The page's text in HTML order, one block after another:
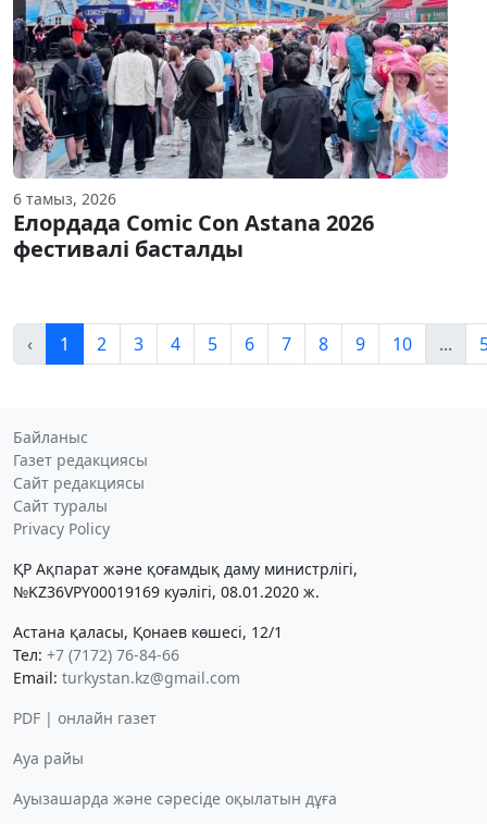
6 тамыз, 2026
Елордада Comic Con Astana 2026
фестивалі басталды
‹ 1 2 3 4 5 6 7 8 9 10 ...
Байланыс
Газет редакциясы
Сайт редакциясы
Сайт туралы
Privacy Policy
ҚР Ақпарат және қоғамдық даму министрлігі,
№KZ36VPY00019169 куәлігі, 08.01.2020 ж.
Астана қаласы, Қонаев көшесі, 12/1
Тел: +7 (7172) 76-84-66
Email: turkystan.kz@gmail.com
PDF | онлайн газет
Ауа райы
Ауызашарда және сәресіде оқылатын дұға